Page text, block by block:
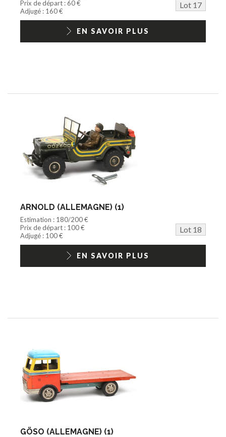
Prix de départ : 60 €
Lot 17
Adjugé : 160 €
EN SAVOIR PLUS
ARNOLD (ALLEMAGNE) (1)
Estimation : 180/200 €
Prix de départ : 100 €
Lot 18
Adjugé : 100 €
EN SAVOIR PLUS
GÖSO (ALLEMAGNE) (1)